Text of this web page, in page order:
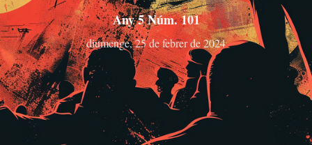
Any 5 Núm. 101
diumenge, 25 de febrer de 2024